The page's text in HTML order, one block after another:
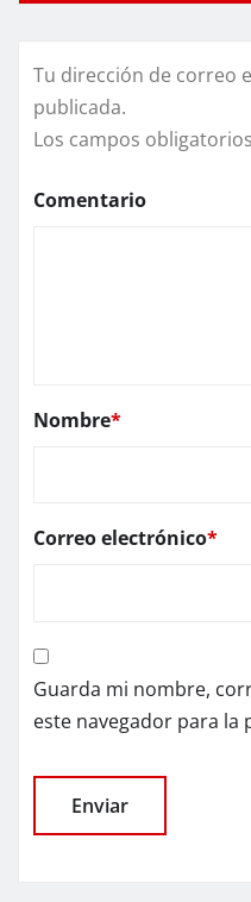
Tu dirección de correo
publicada.
Los campos
Comentario
Nombre*
Correo electrónico*
Guarda mi nombre,
este navegador para la